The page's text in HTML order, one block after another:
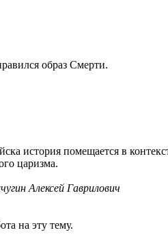
образ Смерти.
история помещается в
царизма.
Алексей Гаврилович
на эту тему.